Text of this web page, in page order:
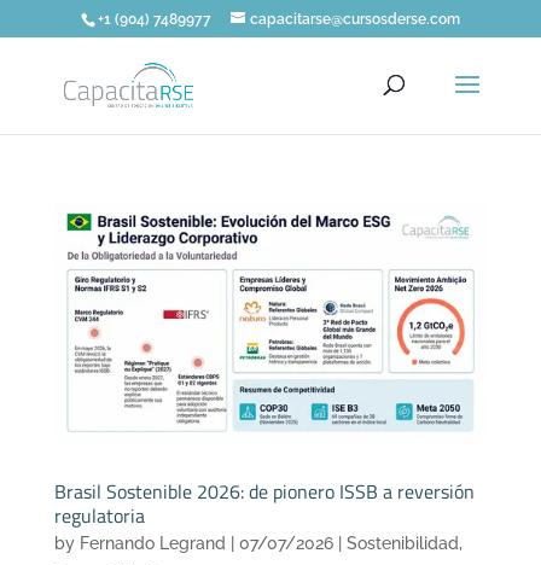
+1 (904) 7489977 capacitarse@cursosderse.com
Brasil Sostenible 2026: de pionero ISSB a reversión
regulatoria
by Fernando Legrand 07/07/2026| Sostenibilidad,